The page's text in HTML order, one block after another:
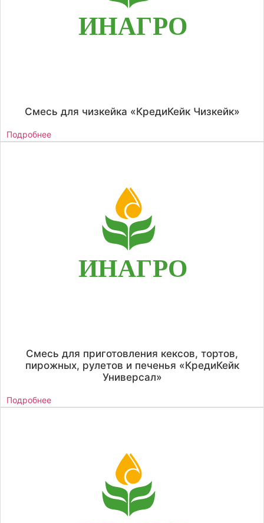
Смесь для чизкейка «КредиКейк Чизкейк»
Подробнее
Смесь для приготовления кексов, тортов,
пирожных, рулетов и печенья «КредиКейк
Универсал»
Подробнее